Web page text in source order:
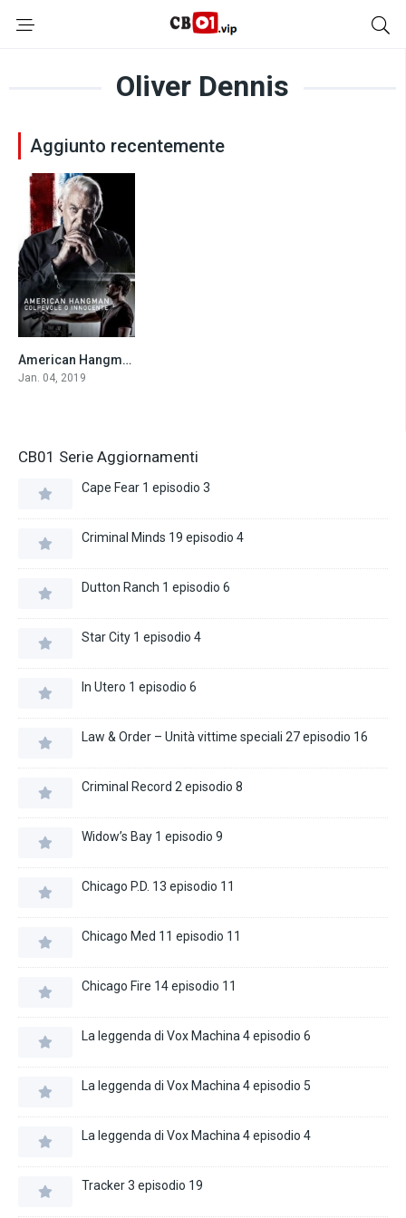
Oliver Dennis
Aggiunto recentemente
5.9American Hangman – Colpevole o Innocente (2019)
Jan. 04, 2019
CB01 Serie Aggiornamenti
Cape Fear 1 episodio 3
Criminal Minds 19 episodio 4
Dutton Ranch 1 episodio 6
Star City 1 episodio 4
In Utero 1 episodio 6
Law & Order – Unità vittime speciali 27 episodio 16
Criminal Record 2 episodio 8
Widow’s Bay 1 episodio 9
Chicago P.D. 13 episodio 11
Chicago Med 11 episodio 11
Chicago Fire 14 episodio 11
La leggenda di Vox Machina 4 episodio 6
La leggenda di Vox Machina 4 episodio 5
La leggenda di Vox Machina 4 episodio 4
Tracker 3 episodio 19